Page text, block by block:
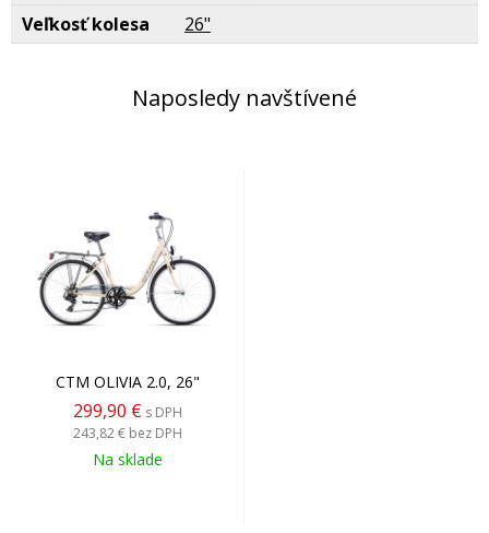
Veľkosť kolesa
26"
Naposledy navštívené
CTM OLIVIA 2.0, 26"
299,90 € s DPH
243,82 € bez DPH
Na sklade